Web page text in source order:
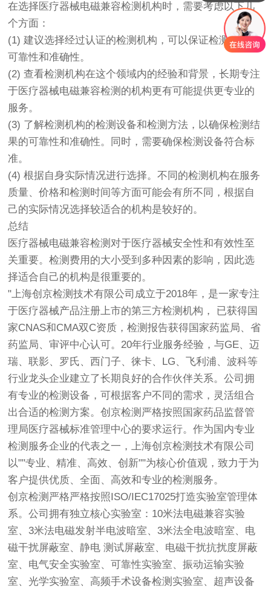
在选择医疗器械电磁兼容检测机构时，需要考虑以下几
个方面：
(1) 建议选择经过认证的检测机构，可以保证检测结果的
可靠性和准确性。
(2) 查看检测机构在这个领域内的经验和背景，长期专注
于医疗器械电磁兼容检测的机构更有可能提供更专业的
服务。
(3) 了解检测机构的检测设备和检测方法，以确保检测结
果的可靠性和准确性。同时，需要确保检测设备符合标
准。
(4) 根据自身实际情况进行选择。不同的检测机构在服务
质量、价格和检测时间等方面可能会有所不同，根据自
己的实际情况选择较适合的机构是较好的。
总结
医疗器械电磁兼容检测对于医疗器械安全性和有效性至
关重要。检测费用的大小受到多种因素的影响，因此选
择适合自己的机构是很重要的。
"上海创京检测技术有限公司成立于2018年，是一家专注
于医疗器械产品注册上市的第三方检测机构， 已获得国
家CNAS和CMA双C资质，检测报告获得国家药监局、省
药监局、审评中心认可。20年行业服务经验，与GE、迈
瑞、联影、罗氏、西门子、徕卡、LG、飞利浦、波科等
行业龙头企业建立了长期良好的合作伙伴关系。公司拥
有专业的检测设备，可根据客户不同的需求，灵活组合
出合适的检测方案。创京检测 严格按照国家药品监督管
理局医疗器械标准管理中心的要求运行。作为国内专业
检测服务企业的代表之一，上海创京检测技术有限公司
以""专业、精准、高效、创新""为核心价值观，致力于为
客户提供优质、全面、高效和专业的检测服务。
创京检测 严格严格按照ISO/IEC17025打造实验室管理体
系。公司拥有独立核心实验室：10米法电磁兼容实验
室、3米法电磁发射半电波暗室、3米法全电波暗室、电
磁干扰屏蔽室、静电 测试屏蔽室、电磁干扰抗扰度屏蔽
室、电气安全实验室、可靠性实验室、振动运输实验
室、光学实验室、高频手术设备检测实验室、超声设备